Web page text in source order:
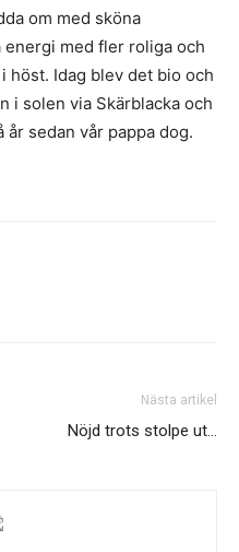
om med sköna
energi med fler roliga och
höst. Idag blev det bio och
i solen via Skärblacka och
sedan vår pappa dog.
Nästa artikel
Nöjd trots stolpe ut…